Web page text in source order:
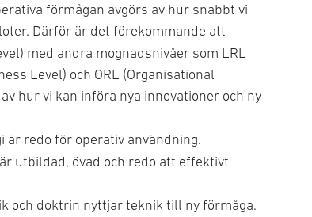
förmågan avgörs av hur snabbt vi
Därför är det förekommande att
med andra mognadsnivåer som LRL
Level) och ORL (Organisational
hur vi kan införa nya innovationer och ny
är redo för operativ användning.
utbildad, övad och redo att effektivt
och doktrin nyttjar teknik till ny förmåga.